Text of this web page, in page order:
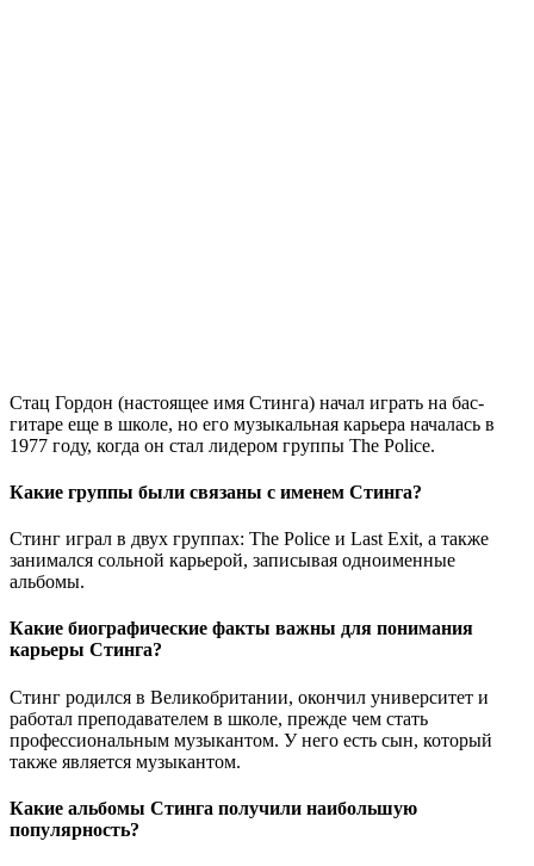
Стац Гордон (настоящее имя Стинга) начал играть на бас-
гитаре еще в школе, но его музыкальная карьера началась в
1977 году, когда он стал лидером группы The Police.
Какие группы были связаны с именем Стинга?
Стинг играл в двух группах: The Police и Last Exit, а также
занимался сольной карьерой, записывая одноименные
альбомы.
Какие биографические факты важны для понимания
карьеры Стинга?
Стинг родился в Великобритании, окончил университет и
работал преподавателем в школе, прежде чем стать
профессиональным музыкантом. У него есть сын, который
также является музыкантом.
Какие альбомы Стинга получили наибольшую
популярность?